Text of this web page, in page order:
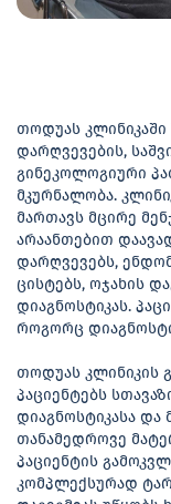
თოდუას
დარღვევების,
გინეკოლოგიური
მკურნალობა.
მართავს მცირე
არაანთებით
დარღვევებს,
ცისტებს, ოჯახის
დიაგნოსტიკას.
როგორც
თოდუას კლინიკის
პაციენტებს
დიაგნოსტიკასა და
თანამედროვე
პაციენტის
კომპლექსურად